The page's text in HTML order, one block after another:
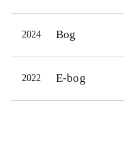
2024 Bog
2022 E-bog